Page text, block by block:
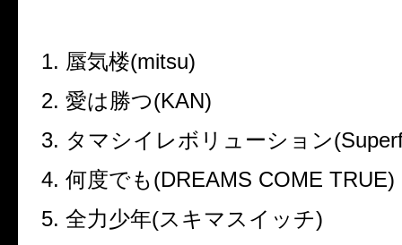
1. 蜃気楼(mitsu)
2. 愛は勝つ(KAN)
3. タマシイレボリューション
4. 何度でも(DREAMS COME TRUE)
5. 全力少年(スキマスイッチ)